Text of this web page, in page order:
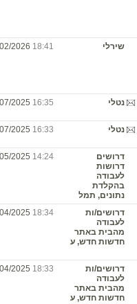
שירלי 18:41
נטלי 16:35
נטלי 16:33
דרושים
דרושות
לעבודה
בהקלדת
נתונים, תמל
14:24
דרושים/ות
לעבודה
מהבית באתר
חדשות חדש, ע
18:34
דרושים/ות
לעבודה
מהבית באתר
חדשות חדש, ע
18:33